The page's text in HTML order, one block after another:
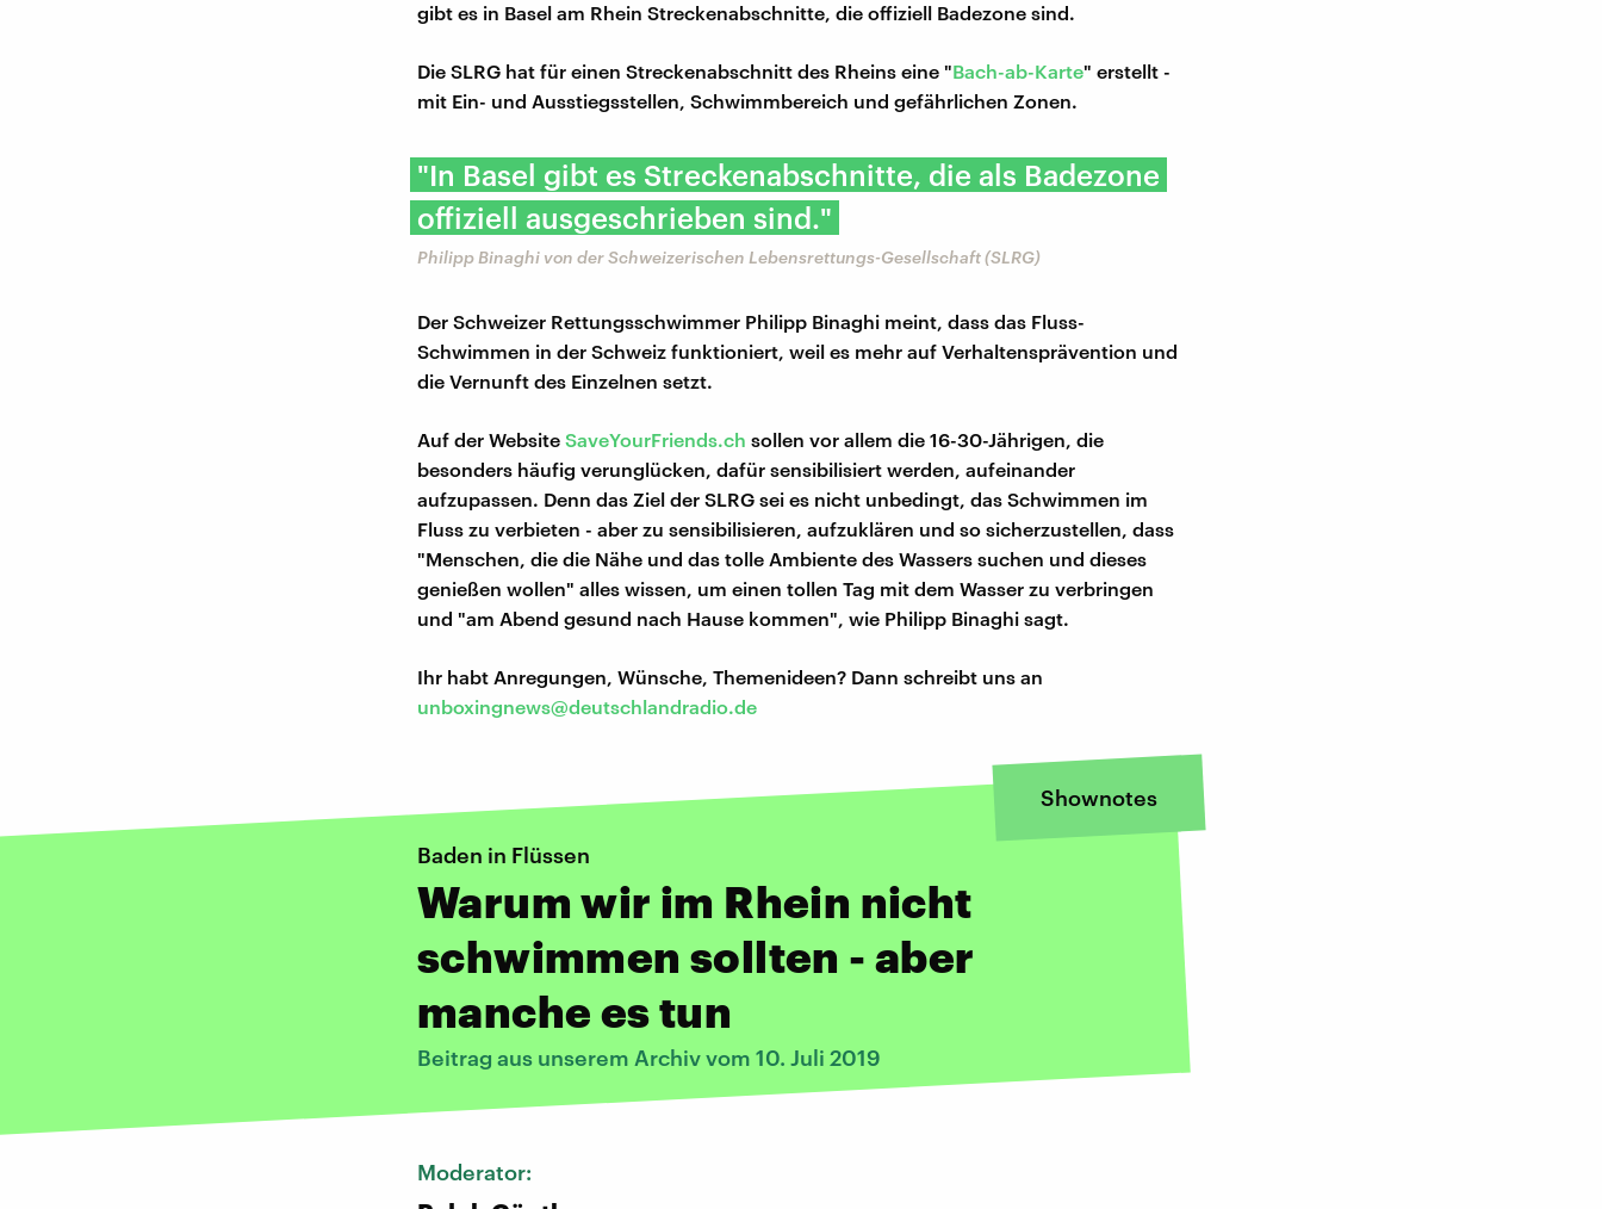
gibt es in Basel am Rhein Streckenabschnitte, die offiziell Badezone sind.
Die SLRG hat für einen Streckenabschnitt des Rheins eine "Bach-ab-Karte" erstellt -
mit Ein- und Ausstiegsstellen, Schwimmbereich und gefährlichen Zonen.
"In Basel gibt es Streckenabschnitte, die als Badezone
offiziell ausgeschrieben sind."
Philipp Binaghi von der Schweizerischen Lebensrettungs-Gesellschaft (SLRG)
Der Schweizer Rettungsschwimmer Philipp Binaghi meint, dass das Fluss-
Schwimmen in der Schweiz funktioniert, weil es mehr auf Verhaltensprävention und
die Vernunft des Einzelnen setzt.
Auf der Website SaveYourFriends.ch sollen vor allem die 16-30-Jährigen, die
besonders häufig verunglücken, dafür sensibilisiert werden, aufeinander
aufzupassen. Denn das Ziel der SLRG sei es nicht unbedingt, das Schwimmen im
Fluss zu verbieten - aber zu sensibilisieren, aufzuklären und so sicherzustellen, dass
"Menschen, die die Nähe und das tolle Ambiente des Wassers suchen und dieses
genießen wollen" alles wissen, um einen tollen Tag mit dem Wasser zu verbringen
und "am Abend gesund nach Hause kommen", wie Philipp Binaghi sagt.
Ihr habt Anregungen, Wünsche, Themenideen? Dann schreibt uns an
unboxingnews@deutschlandradio.de
Shownotes
Baden in Flüssen
Warum wir im Rhein nicht
schwimmen sollten - aber
manche es tun
Beitrag aus unserem Archiv vom 10. Juli 2019
Moderator: